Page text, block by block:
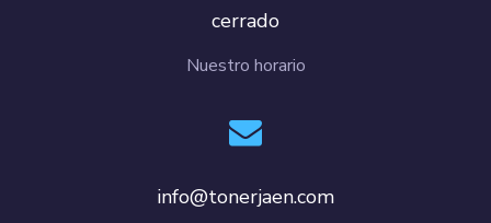
cerrado
Nuestro horario
info@tonerjaen.com